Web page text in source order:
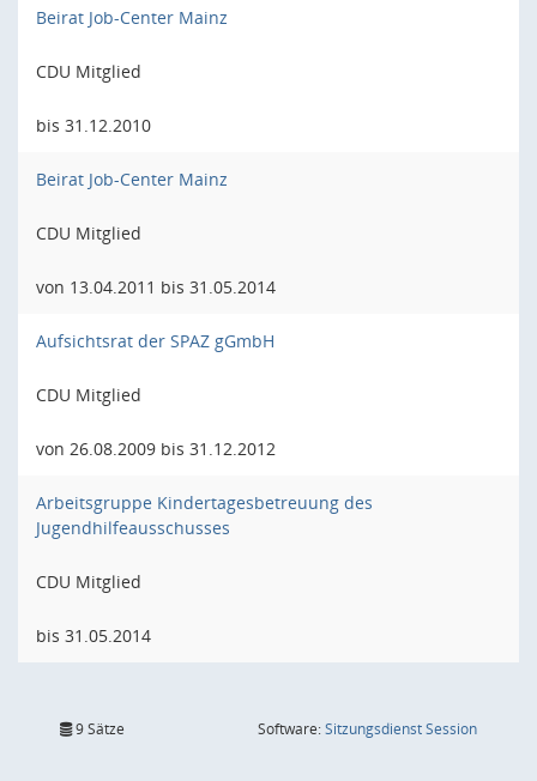
Beirat Job-Center Mainz
CDU Mitglied
bis 31.12.2010
Beirat Job-Center Mainz
CDU Mitglied
von 13.04.2011 bis 31.05.2014
Aufsichtsrat der SPAZ gGmbH
CDU Mitglied
von 26.08.2009 bis 31.12.2012
Arbeitsgruppe Kindertagesbetreuung des
Jugendhilfeausschusses
CDU Mitglied
bis 31.05.2014
9 Sätze Software:SitzungsdienstSession(Wird in